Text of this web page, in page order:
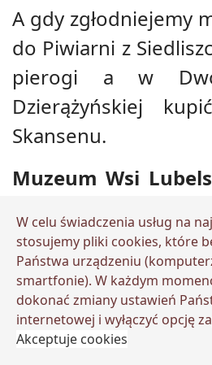
A gdy zgłodniejemy
do Piwiarni z
pierogi a w
Dzierążyńskiej
Skansenu.
Muzeum Wsi
Lublinie: pokazy
wiejskich,
tradycyjny zbiór
obrzędy związane
świąt polskich
W celu świadczenia usług na
stosujemy pliki cookies, które
Państwa urządzeniu
smartfonie). W każdym
dokonać zmiany ustawień
internetowej i wyłączyć opcję
Akceptuje cookies